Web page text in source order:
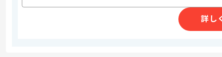
メント
SAPの要件定義案件に携わっていただき
SAP要件定義や基本設計作業のご経験
詳し